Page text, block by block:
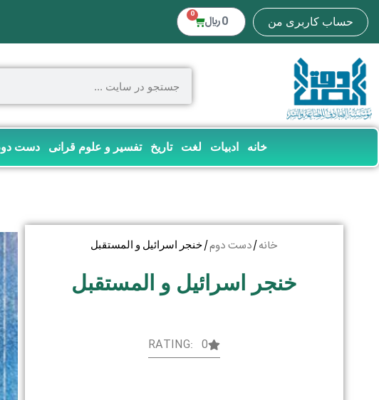
حساب کاربری من 0 ﷼ 0
خانه ادبیات لغت تاریخ تفسیر و علوم قرانی دست
خانه/دست دوم/ خنجر اسرائیل و المستقبل
خنجر اسرائیل و المستقبل
RATING: 0